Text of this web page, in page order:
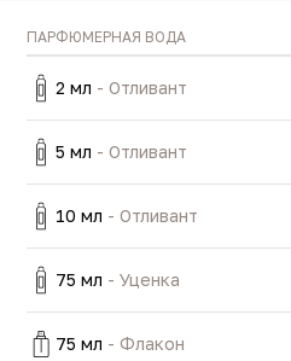
ПАРФЮМЕРНАЯ ВОДА
2 мл - Отливант
5 мл - Отливант
10 мл - Отливант
75 мл - Уценка
75 мл - Флакон